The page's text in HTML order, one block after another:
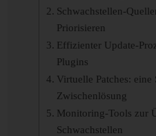
Schwachstellen-
Priorisieren
Effizienter Update-
Plugins
Virtuelle Patches: eine
Zwischenlösung
Monitoring-Tools zur
Schwachstellen